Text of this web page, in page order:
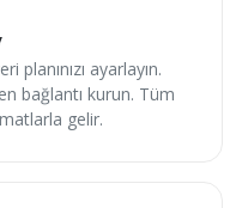
planınızı ayarlayın.
bağlantı kurun. Tüm
gelir.